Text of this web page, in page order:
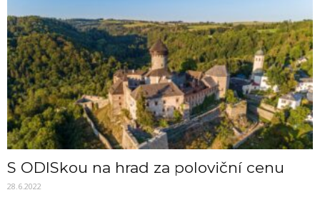
S ODISkou na hrad za poloviční cenu
28.6.2022